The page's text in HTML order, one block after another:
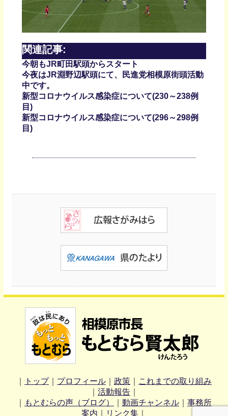
関連記事:
今朝もJR町田駅頭からスタート
今夜はJR淵野辺駅頭にて、民進党相模原街頭活動
中です。
新型コロナウイルス感染症について(230～238例
目)
新型コロナウイルス感染症について(296～298例
目)
トップ｜ プロフィール｜ 政策｜
これまでの取り組み
活動報告｜
もとむらの声（ブログ） 動画チャンネル｜ 事務所
案内
リンク集｜